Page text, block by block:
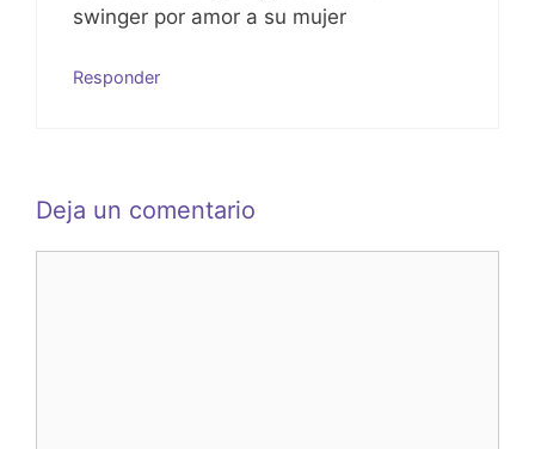
swinger por amor a su mujer
Responder
Deja un comentario